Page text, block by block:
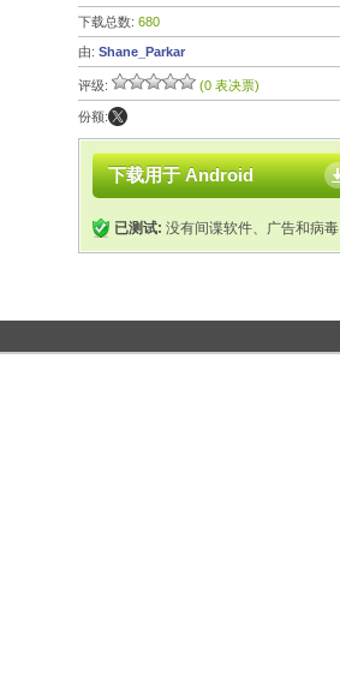
下载总数: 680
由: Shane_Parkar
评级: (0 表决票)
份额:
下载用于 Android
已测试: 没有间谍软件、广告和病毒